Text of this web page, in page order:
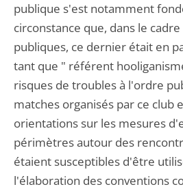
publique s'est notamment
circonstance que, dans le
publiques, ce dernier était en
tant que " référent
risques de troubles à l'ordre
matches organisés par ce club
orientations sur les mesures
périmètres autour des
étaient susceptibles d'être
l'élaboration des conventions